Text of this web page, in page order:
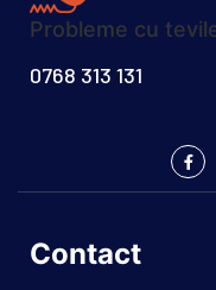
Probleme cu
0768 313 131
Contact